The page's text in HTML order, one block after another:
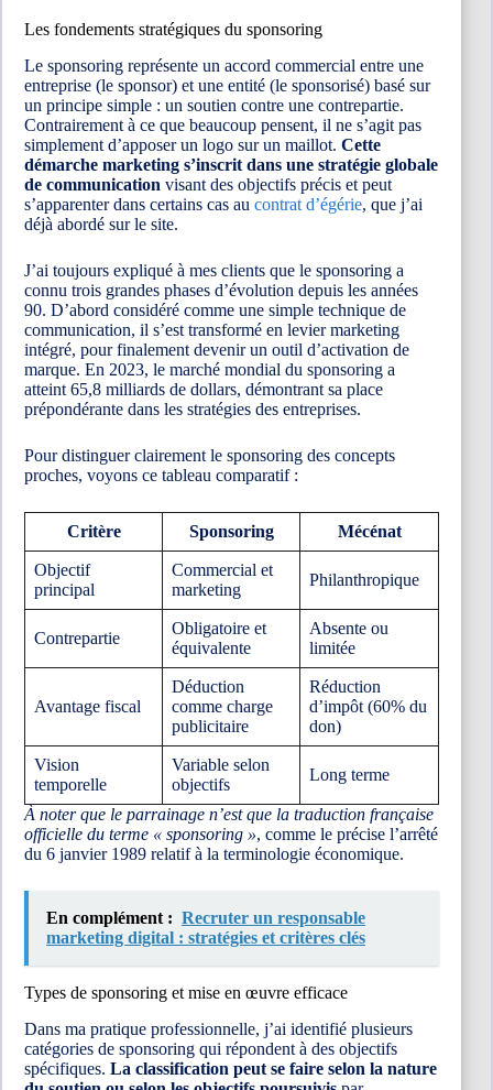
Les fondements stratégiques du sponsoring
Le sponsoring représente un accord commercial entre une
entreprise (le sponsor) et une entité (le sponsorisé) basé sur
un principe simple : un soutien contre une contrepartie.
Contrairement à ce que beaucoup pensent, il ne s’agit pas
simplement d’apposer un logo sur un maillot. Cette
démarche marketing s’inscrit dans une stratégie globale
de communication visant des objectifs précis et peut
s’apparenter dans certains cas au contrat d’égérie, que j’ai
déjà abordé sur le site.
J’ai toujours expliqué à mes clients que le sponsoring a
connu trois grandes phases d’évolution depuis les années
90. D’abord considéré comme une simple technique de
communication, il s’est transformé en levier marketing
intégré, pour finalement devenir un outil d’activation de
marque. En 2023, le marché mondial du sponsoring a
atteint 65,8 milliards de dollars, démontrant sa place
prépondérante dans les stratégies des entreprises.
Pour distinguer clairement le sponsoring des concepts
proches, voyons ce tableau comparatif :
Critère Sponsoring Mécénat
Objectif
principal
Commercial et
marketing
Philanthropique
Contrepartie
Obligatoire et
équivalente
Absente ou
limitée
Avantage fiscal
Déduction
comme charge
publicitaire
Réduction
d’impôt (60% du
don)
Vision
temporelle
Variable selon
objectifs
Long terme
À noter que le parrainage n’est que la traduction française
officielle du terme « sponsoring », comme le précise l’arrêté
du 6 janvier 1989 relatif à la terminologie économique.
En complément : Recruter un responsable
marketing digital : stratégies et critères clés
Types de sponsoring et mise en œuvre efficace
Dans ma pratique professionnelle, j’ai identifié plusieurs
catégories de sponsoring qui répondent à des objectifs
spécifiques. La classification peut se faire selon la nature